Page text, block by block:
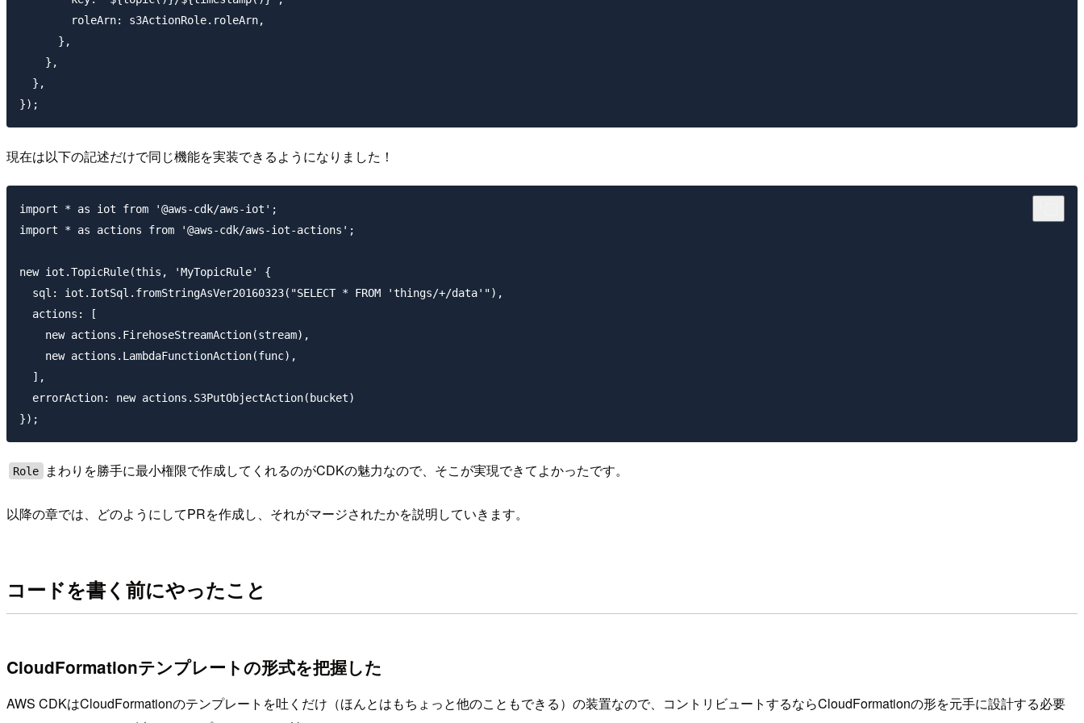
        roleArn: s3ActionRole.roleArn,
      },
    },
  },
現在は以下の記述だけで同じ機能を実装できるようになりました！
import * as iot from '@aws-cdk/aws-iot';
import * as actions from '@aws-cdk/aws-iot-actions';
new iot.TopicRule(this, 'MyTopicRule' {
  sql: iot.IotSql.fromStringAsVer20160323("SELECT * FROM 'things/+/data'"),
  actions: [
    new actions.FirehoseStreamAction(stream),
    new actions.LambdaFunctionAction(func),
  ],
  errorAction: new actions.S3PutObjectAction(bucket)
Role まわりを勝手に最小権限で作成してくれるのがCDKの魅力なので、そこが実現できてよかったです。
以降の章では、どのようにしてPRを作成し、それがマージされたかを説明していきます。
コードを書く前にやったこと
CloudFormationテンプレートの形式を把握した
AWS CDKはCloudFormationのテンプレートを吐くだけ（ほんとはもちょっと他のこともできる）の装置なので、コントリビュートするならCloudFormationの形を元手に設計する必要